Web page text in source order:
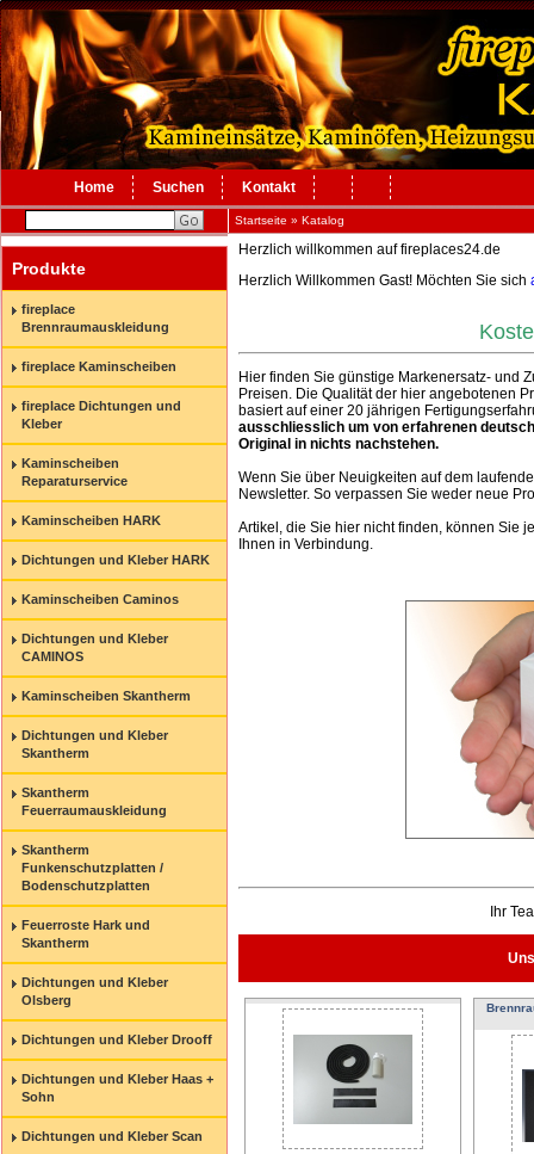
Home Suchen Kontakt
Startseite » Katalog
Produkte
fireplace
Brennraumauskleidung
fireplace Kaminscheiben
fireplace Dichtungen und
Kleber
Kaminscheiben
Reparaturservice
Kaminscheiben HARK
Dichtungen und Kleber HARK
Kaminscheiben Caminos
Dichtungen und Kleber
CAMINOS
Kaminscheiben Skantherm
Dichtungen und Kleber
Skantherm
Skantherm
Feuerraumauskleidung
Skantherm
Funkenschutzplatten /
Bodenschutzplatten
Feuerroste Hark und
Skantherm
Dichtungen und Kleber
Olsberg
Dichtungen und Kleber Drooff
Dichtungen und Kleber Haas +
Sohn
Dichtungen und Kleber Scan
Herzlich willkommen auf fireplaces24.de
Herzlich Willkommen Gast!Möchten Sie sich
Hier finden Sie günstige Markenersatz- und
Preisen. Die Qualität der hier angebotenen
basiert auf einer 20 jährigen
ausschliesslich um von erfahrenen
Original in nichts nachstehen.
Wenn Sie über Neuigkeiten auf dem
Newsletter. So verpassen Sie weder neue
Artikel, die Sie hier nicht finden, können Sie
Ihnen in Verbindung.
Ihr